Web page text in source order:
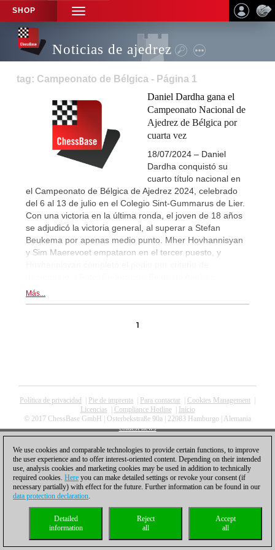
SHOP
TOGGLE
NAVIGATION
Noticias de ajedrez
tag: Campeonato de Bélgica - Página 1
Daniel Dardha gana el
Campeonato Nacional de
Ajedrez de Bélgica por
cuarta vez
18/07/2024 – Daniel
Dardha conquistó su
cuarto título nacional en
el Campeonato de Bélgica de Ajedrez 2024, celebrado
del 6 al 13 de julio en el Colegio Sint-Gummarus de Lier.
Con una victoria en la última ronda, el joven de 18 años
se adjudicó la victoria general, al superar a Stefan
Beukema por apenas medio punto. Mher Hovhannisyan
y Sim Maerevoet empataron en el tercer puesto, y
Más...
1
Política de privacidad Pie de imprenta Para contactar Cookies Management
Licencias
Compliance Hotline|
Inicio
© 2017 ChessBase GmbH | Osterbekstraße 90a | 22083 Hamburgo | Alemania
coldest news
We use cookies and comparable technologies to provide certain functions, to improve
the user experience and to offer interest-oriented content. Depending on their intended
use, analysis cookies and marketing cookies may be used in addition to technically
required cookies. Here you can make detailed settings or revoke your consent (if
necessary partially) with effect for the future. Further information can be found in our
data protection declaration.
Accept
all
Reject
all
Detailed
information